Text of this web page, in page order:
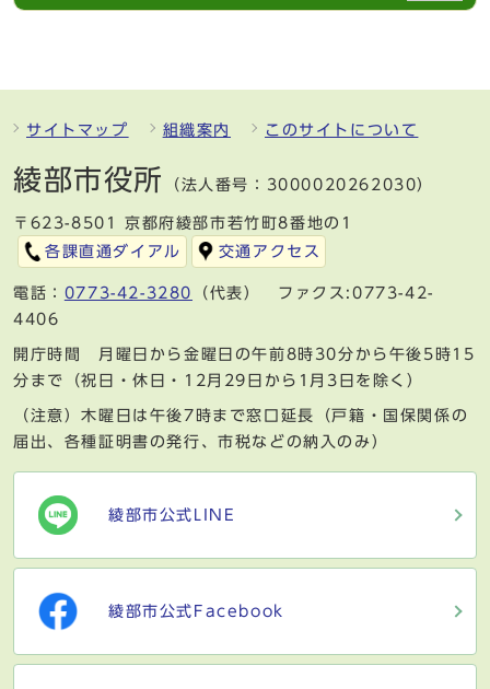
サイトマップ 組織案内 このサイトについて
綾部市役所 （法人番号：3000020262030）
〒623-8501 京都府綾部市若竹町8番地の1
各課直通ダイアル
交通アクセス
電話： 0773-42-3280
（代表） ファクス:0773-42-
4406
開庁時間 月曜日から金曜日の午前8時30分から午後5時15
分まで（祝日・休日・12月29日から1月3日を除く）
（注意）木曜日は午後7時まで窓口延長（戸籍・国保関係の
届出、各種証明書の発行、市税などの納入のみ）
綾部市公式LINE
綾部市公式Facebook